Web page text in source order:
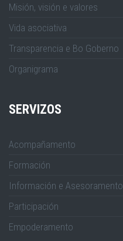
Misión, visión e valores
Vida asociativa
Transparencia e Bo Goberno
Organigrama
SERVIZOS
Acompañamento
Formación
Información e Asesoramento
Participación
Empoderamento